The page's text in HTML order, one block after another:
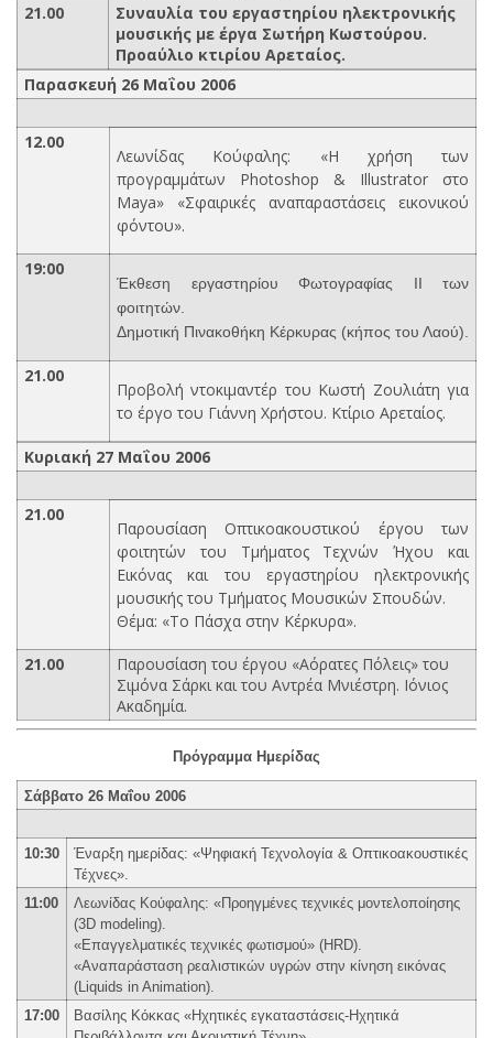
21.00
Συναυλία του εργαστηρίου ηλεκτρονικής
μουσικής με έργα Σωτήρη Κωστούρου.
Προαύλιο κτιρίου Αρεταίος.
Παρασκευή 26 Μαΐου 2006
12.00
Λεωνίδας Κούφαλης: «Η χρήση των
προγραμμάτων Photoshop & Illustrator στο
Maya» «Σφαιρικές αναπαραστάσεις εικονικού
φόντου».
19:00
Έκθεση εργαστηρίου Φωτογραφίας ΙΙ των
φοιτητών.
Δημοτική Πινακοθήκη Κέρκυρας (κήπος του Λαού).
21.00
Προβολή ντοκιμαντέρ του Κωστή Ζουλιάτη για
το έργο του Γιάννη Χρήστου. Κτίριο Αρεταίος.
Κυριακή 27 Μαΐου 2006
21.00
Παρουσίαση Οπτικοακουστικού έργου των
φοιτητών του Τμήματος Τεχνών Ήχου και
Εικόνας και του εργαστηρίου ηλεκτρονικής
μουσικής του Τμήματος Μουσικών Σπουδών.
Θέμα: «Το Πάσχα στην Κέρκυρα».
21.00
Παρουσίαση του έργου «Αόρατες Πόλεις» του
Σιμόνα Σάρκι και του Αντρέα Μνιέστρη. Ιόνιος
Ακαδημία.
Πρόγραμμα Ημερίδας
Σάββατο 26 Μαΐου 2006
10:30
Έναρξη ημερίδας: «Ψηφιακή Τεχνολογία & Οπτικοακουστικές
Τέχνες».
11:00
Λεωνίδας Κούφαλης: «Προηγμένες τεχνικές μοντελοποίησης
(3D modeling).
«Επαγγελματικές τεχνικές φωτισμού» (HRD).
«Αναπαράσταση ρεαλιστικών υγρών στην κίνηση εικόνας
(Liquids in Animation).
17:00
Βασίλης Κόκκας «Ηχητικές εγκαταστάσεις-Ηχητικά